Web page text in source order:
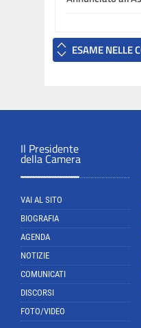
ESAME NELLE
Il Presidente
della Camera
VAI AL SITO
BIOGRAFIA
AGENDA
NOTIZIE
COMUNICATI
DISCORSI
FOTO/VIDEO